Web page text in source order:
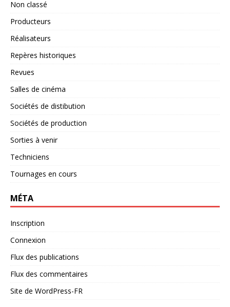
Non classé
Producteurs
Réalisateurs
Repères historiques
Revues
Salles de cinéma
Sociétés de distibution
Sociétés de production
Sorties à venir
Techniciens
Tournages en cours
MÉTA
Inscription
Connexion
Flux des publications
Flux des commentaires
Site de WordPress-FR